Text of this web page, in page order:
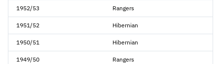
1952/53 Rangers
1951/52 Hibernian
1950/51 Hibernian
1949/50 Rangers